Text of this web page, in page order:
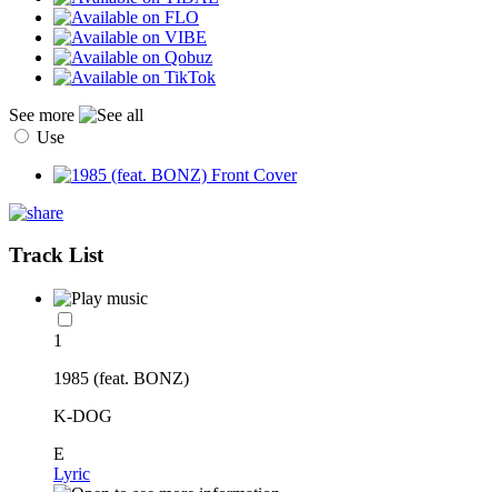
See more
Use
Track List
1
1985 (feat. BONZ)
K-DOG
E
Lyric